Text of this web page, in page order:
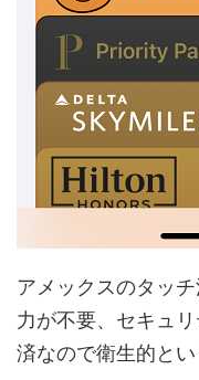
アメックスのタッ
力が不要、セキュ
済なので衛生的とい